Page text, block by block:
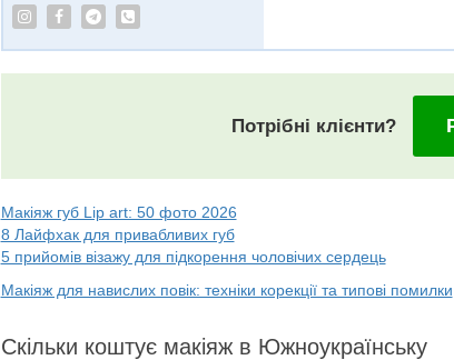
Потрібні клієнти?
Макіяж губ Lip art: 50 фото 2026
8 Лайфхак для привабливих губ
5 прийомів візажу для підкорення чоловічих сердець
Макіяж для навислих повік: техніки корекції та типові помилки
Скільки коштує макіяж в Южноукраїнську